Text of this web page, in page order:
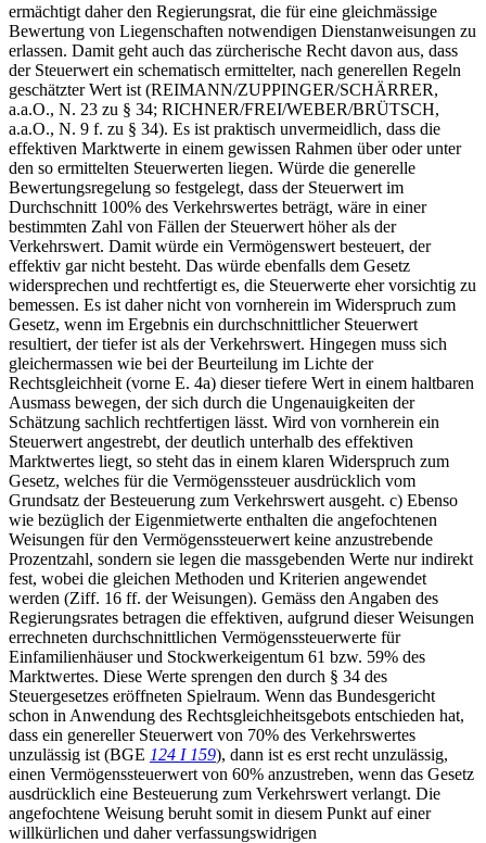
ermächtigt daher den Regierungsrat, die für eine gleichmässige
Bewertung von Liegenschaften notwendigen Dienstanweisungen zu
erlassen. Damit geht auch das zürcherische Recht davon aus, dass
der Steuerwert ein schematisch ermittelter, nach generellen Regeln
geschätzter Wert ist (REIMANN/ZUPPINGER/SCHÄRRER,
a.a.O., N. 23 zu § 34; RICHNER/FREI/WEBER/BRÜTSCH,
a.a.O., N. 9 f. zu § 34). Es ist praktisch unvermeidlich, dass die
effektiven Marktwerte in einem gewissen Rahmen über oder unter
den so ermittelten Steuerwerten liegen. Würde die generelle
Bewertungsregelung so festgelegt, dass der Steuerwert im
Durchschnitt 100% des Verkehrswertes beträgt, wäre in einer
bestimmten Zahl von Fällen der Steuerwert höher als der
Verkehrswert. Damit würde ein Vermögenswert besteuert, der
effektiv gar nicht besteht. Das würde ebenfalls dem Gesetz
widersprechen und rechtfertigt es, die Steuerwerte eher vorsichtig zu
bemessen. Es ist daher nicht von vornherein im Widerspruch zum
Gesetz, wenn im Ergebnis ein durchschnittlicher Steuerwert
resultiert, der tiefer ist als der Verkehrswert. Hingegen muss sich
gleichermassen wie bei der Beurteilung im Lichte der
Rechtsgleichheit (vorne E. 4a) dieser tiefere Wert in einem haltbaren
Ausmass bewegen, der sich durch die Ungenauigkeiten der
Schätzung sachlich rechtfertigen lässt. Wird von vornherein ein
Steuerwert angestrebt, der deutlich unterhalb des effektiven
Marktwertes liegt, so steht das in einem klaren Widerspruch zum
Gesetz, welches für die Vermögenssteuer ausdrücklich vom
Grundsatz der Besteuerung zum Verkehrswert ausgeht. c) Ebenso
wie bezüglich der Eigenmietwerte enthalten die angefochtenen
Weisungen für den Vermögenssteuerwert keine anzustrebende
Prozentzahl, sondern sie legen die massgebenden Werte nur indirekt
fest, wobei die gleichen Methoden und Kriterien angewendet
werden (Ziff. 16 ff. der Weisungen). Gemäss den Angaben des
Regierungsrates betragen die effektiven, aufgrund dieser Weisungen
errechneten durchschnittlichen Vermögenssteuerwerte für
Einfamilienhäuser und Stockwerkeigentum 61 bzw. 59% des
Marktwertes. Diese Werte sprengen den durch § 34 des
Steuergesetzes eröffneten Spielraum. Wenn das Bundesgericht
schon in Anwendung des Rechtsgleichheitsgebots entschieden hat,
dass ein genereller Steuerwert von 70% des Verkehrswertes
unzulässig ist (BGE 124 I 159), dann ist es erst recht unzulässig,
einen Vermögenssteuerwert von 60% anzustreben, wenn das Gesetz
ausdrücklich eine Besteuerung zum Verkehrswert verlangt. Die
angefochtene Weisung beruht somit in diesem Punkt auf einer
willkürlichen und daher verfassungswidrigen